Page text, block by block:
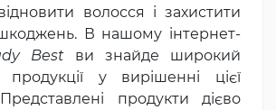
волосся і захистити
В нашому інтернет-
Best ви знайде широкий
продукції у вирішенні цієї
продукти дієво